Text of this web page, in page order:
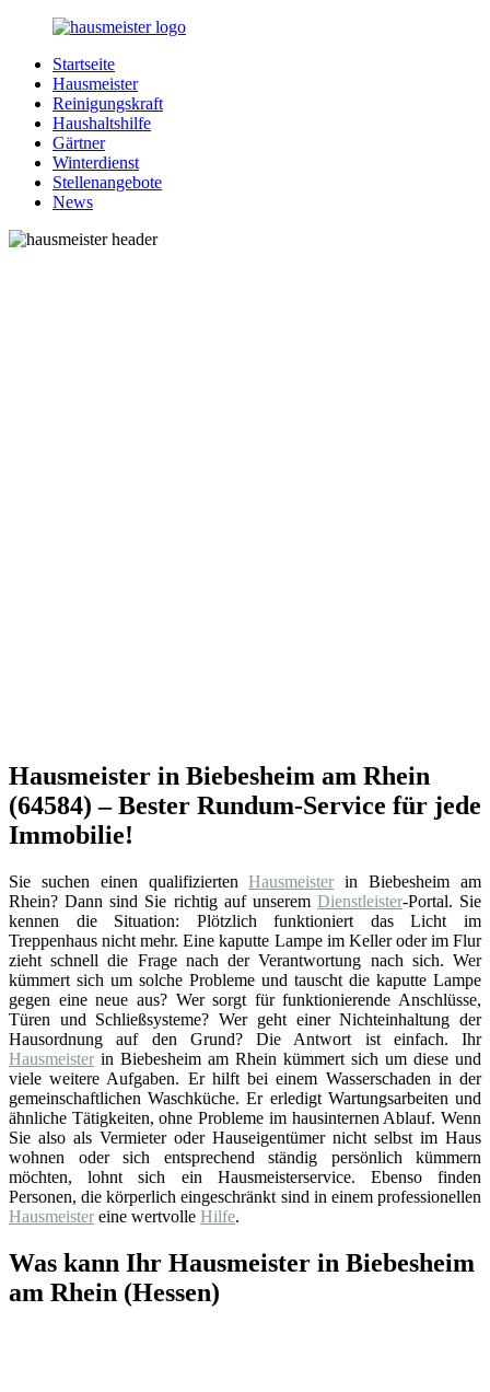
Zurück
Inhalt
Hausmeister.de
Alles
rund
Ihren
Haushalt
Startseite
Hausmeister
Reinigungskraft
Haushaltshilfe
Gärtner
Winterdienst
Stellenangebote
News
Hausmeister in Biebesheim am Rhein
(64584) – Bester Rundum-Service für jede
Immobilie!
Sie suchen einen qualifiziertenHausmeister in Biebesheim am
Rhein? Dann sind Sie richtig auf unserem Dienstleister-Portal. Sie
kennen die Situation: Plötzlich funktioniert das Licht im
Treppenhaus nicht mehr. Eine kaputte Lampe im Keller oder im Flur
zieht schnell die Frage nach der Verantwortung nach sich. Wer
kümmert sich um solche Probleme und tauscht die kaputte Lampe
gegen eine neue aus? Wer sorgt für funktionierende Anschlüsse,
Türen und Schließsysteme? Wer geht einer Nichteinhaltung der
Hausordnung auf den Grund? Die Antwort ist einfach. Ihr
Hausmeister in Biebesheim am Rhein kümmert sich um diese und
viele weitere Aufgaben. Er hilft bei einem Wasserschaden in der
gemeinschaftlichen Waschküche. Er erledigt Wartungsarbeiten und
ähnliche Tätigkeiten, ohne Probleme im hausinternen Ablauf. Wenn
Sie also als Vermieter oder Hauseigentümer nicht selbst im Haus
wohnen oder sich entsprechend ständig persönlich kümmern
möchten, lohnt sich ein Hausmeisterservice. Ebenso finden
Personen, die körperlich eingeschränkt sind in einem professionellen
Hausmeister eine wertvolle Hilfe.
Was kann Ihr Hausmeister in Biebesheim
am Rhein (Hessen)